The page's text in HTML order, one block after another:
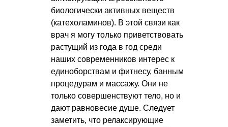
биологически активных веществ
(катехоламинов). В этой связи как
врач я могу только приветствовать
растущий из года в год среди
наших современников интерес к
единоборствам и фитнесу, банным
процедурам и массажу. Они не
только совершенствуют тело, но и
дают равновесие душе. Следует
заметить, что релаксирующие